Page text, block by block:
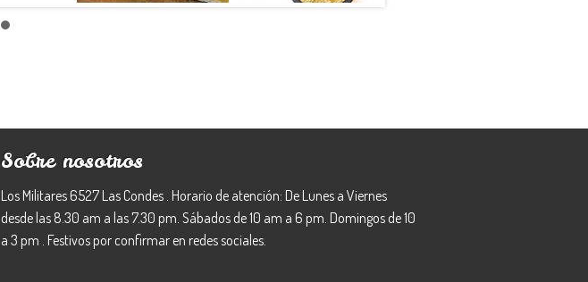
Sobre nosotros
Los Militares 6527 Las Condes . Horario de atención: De Lunes a Viernes
desde las 8.30 am a las 7.30 pm. Sábados de 10 am a 6 pm. Domingos de 10
a 3 pm . Festivos por confirmar en redes sociales.